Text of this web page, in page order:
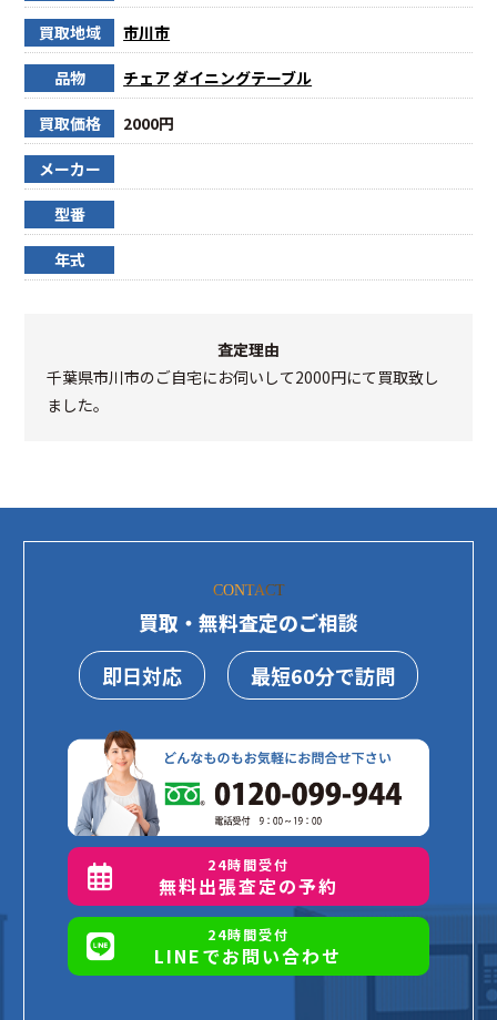
買取地域 市川市
品物 チェアダイニングテーブル
買取価格 2000円
メーカー
型番
年式
査定理由
千葉県市川市のご自宅にお伺いして2000円にて買取致し
ました。
CONTACT
買取・無料査定のご相談
即日対応
最短60分で訪問
24時間受付
無料出張査定の予約
24時間受付
LINEでお問い合わせ